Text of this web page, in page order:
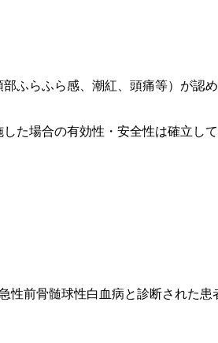
らふら感、潮紅、頭痛等）が認
場合の有効性・安全性は確立し
前骨髄球性白血病と診断された